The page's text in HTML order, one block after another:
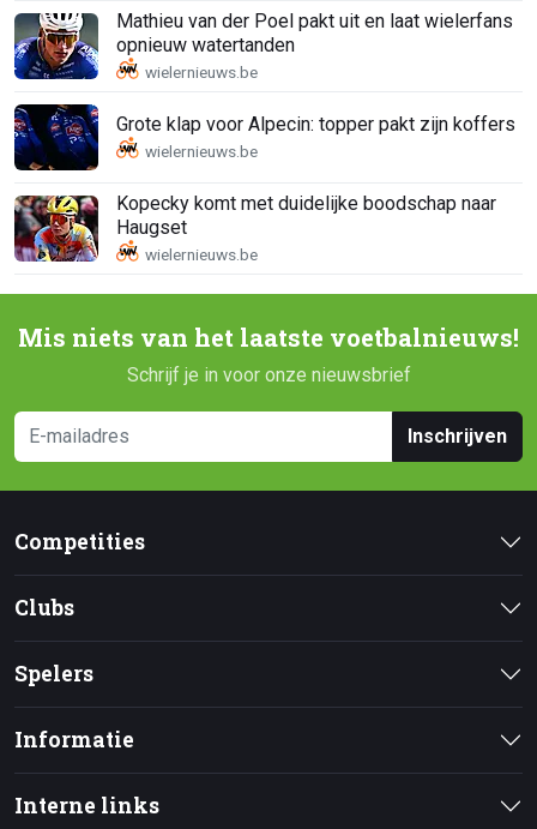
Mathieu van der Poel pakt uit en laat wielerfans
opnieuw watertanden
Grote klap voor Alpecin: topper pakt zijn koffers
Kopecky komt met duidelijke boodschap naar
Haugset
Mis niets van het laatste voetbalnieuws!
Schrijf je in voor onze nieuwsbrief
Inschrijven
Competities
Clubs
Spelers
Informatie
Interne links